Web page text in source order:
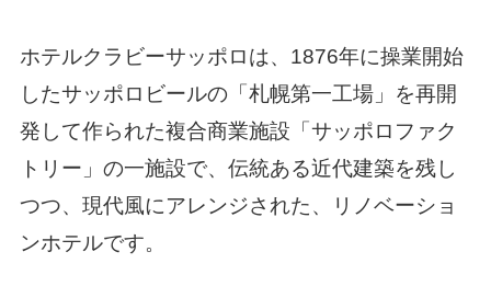
ホテルクラビーサッポロは、1876年に操業開始
したサッポロビールの「札幌第一工場」を再開
発して作られた複合商業施設「サッポロファク
トリー」の一施設で、伝統ある近代建築を残し
つつ、現代風にアレンジされた、リノベーショ
ンホテルです。